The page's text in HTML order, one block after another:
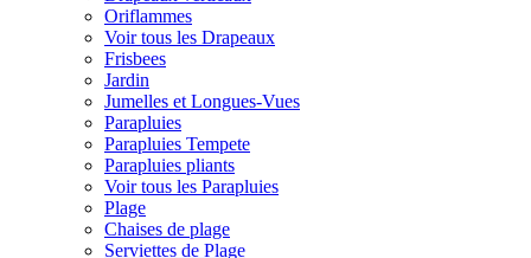
Oriflammes
Voir tous les Drapeaux
Frisbees
Jardin
Jumelles et Longues-Vues
Parapluies
Parapluies Tempete
Parapluies pliants
Voir tous les Parapluies
Plage
Chaises de plage
Serviettes de Plage